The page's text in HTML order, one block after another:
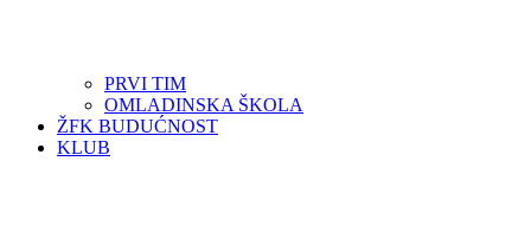
PRVI TIM
OMLADINSKA ŠKOLA
ŽFK BUDUĆNOST
KLUB